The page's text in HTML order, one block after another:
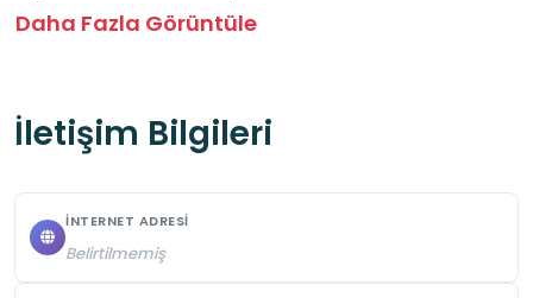
yönlendirmelerine uymaları ve mekân içi
konuşmaktan kaçınılması, canlandırma ve
önemlidir. Öğrencilerin ziyaret öncesinde rahat
Daha Fazla Görüntüle
İletişim Bilgileri
İNTERNET ADRESI
Belirtilmemiş